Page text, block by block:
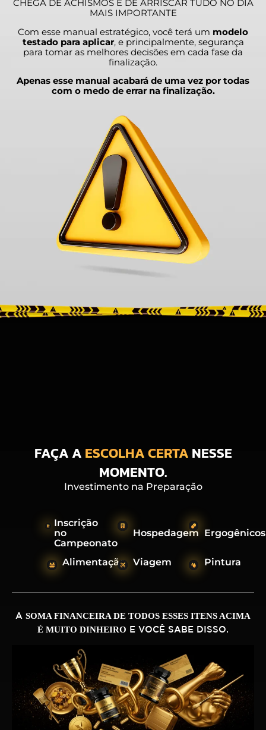
CHEGA DE ACHISMOS E DE ARRISCAR TUDO NO DIA
MAIS IMPORTANTE
Com esse manual estratégico, você terá um modelo
testado para aplicar, e principalmente, segurança
para tomar as melhores decisões em cada fase da
finalização.
Apenas esse manual acabará de uma vez por todas
com o medo de errar na finalização.
FAÇA A ESCOLHA CERTA NESSE
MOMENTO.
Investimento na Preparação
Inscrição
no
Campeonato
Hospedagem Ergogênicos
Alimentação Viagem Pintura
A SOMA FINANCEIRA DE TODOS ESSES ITENS ACIMA
É MUITO DINHEIRO E VOCÊ SABE DISSO.